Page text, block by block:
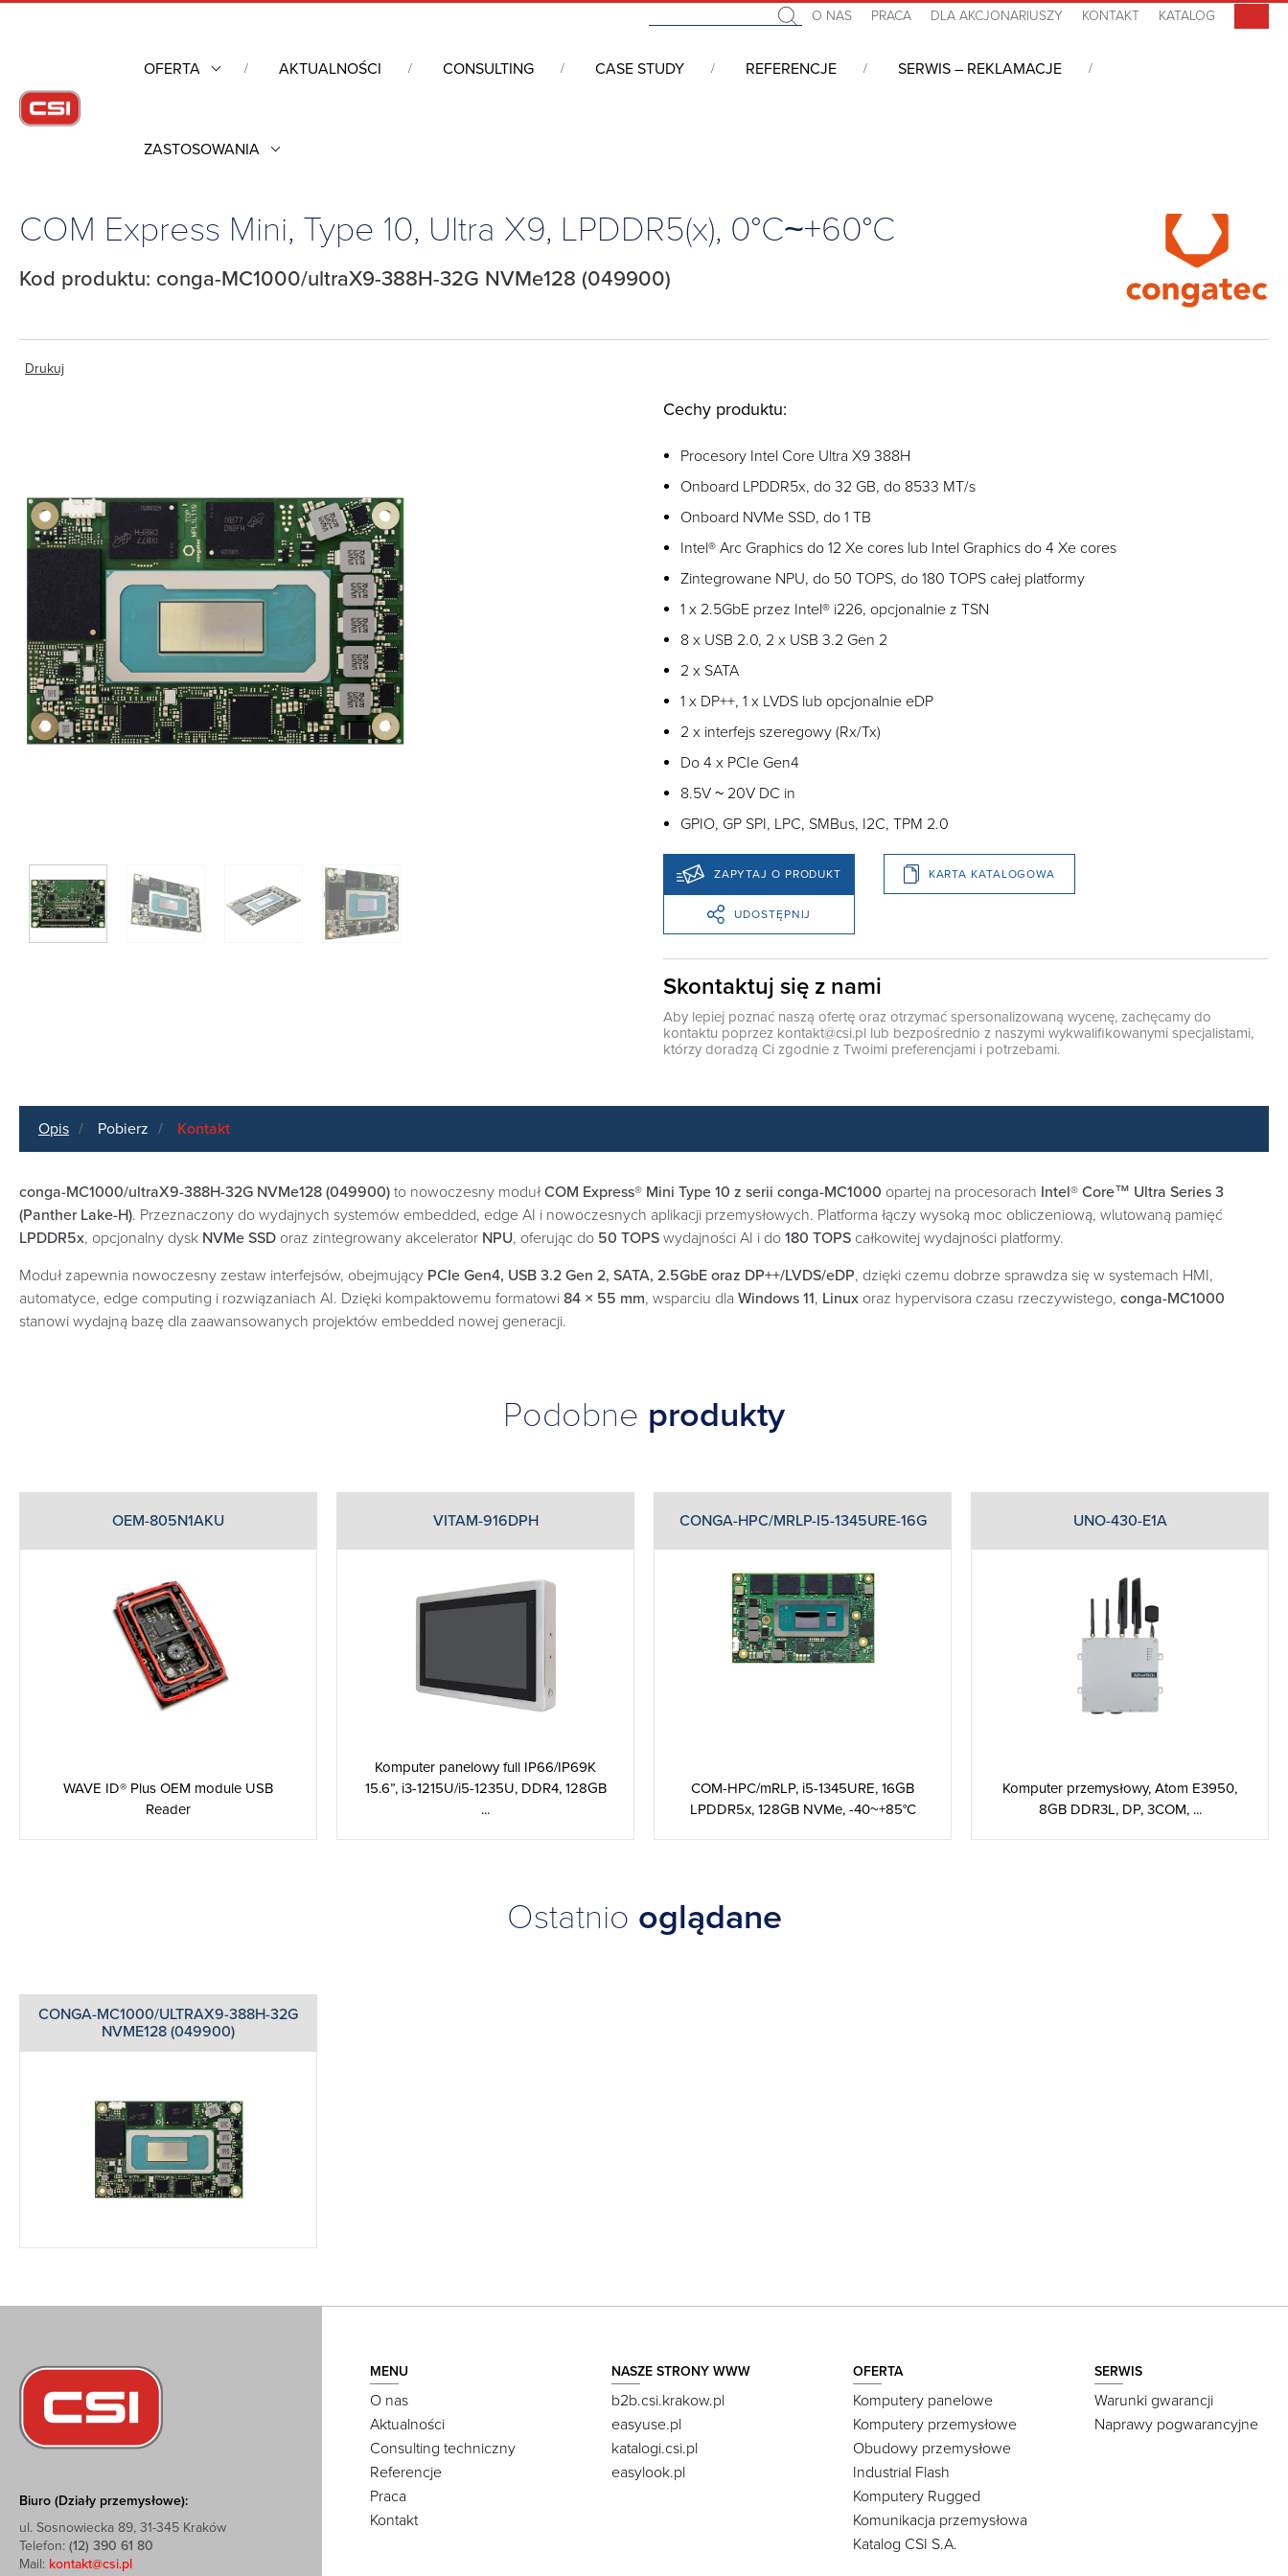
O NAS PRACA DLA AKCJONARIUSZY KONTAKT KATALOG
OFERTA AKTUALNOŚCI CONSULTING CASE STUDY REFERENCJE SERWIS – REKLAMACJE
ZASTOSOWANIA
Komputery przemysłowe
COM Express Mini, Type 10, Ultra X9, LPDDR5(x), 0°C~+60°C
Kod produktu: conga-MC1000/ultraX9-388H-32G NVMe128 (049900)
Drukuj
Cechy produktu:
Procesory Intel Core Ultra X9 388H
Onboard LPDDR5x, do 32 GB, do 8533 MT/s
Onboard NVMe SSD, do 1 TB
Intel® Arc Graphics do 12 Xe cores lub Intel Graphics do 4 Xe cores
Zintegrowane NPU, do 50 TOPS, do 180 TOPS całej platformy
1 x 2.5GbE przez Intel® i226, opcjonalnie z TSN
8 x USB 2.0, 2 x USB 3.2 Gen 2
2 x SATA
1 x DP++, 1 x LVDS lub opcjonalnie eDP
2 x interfejs szeregowy (Rx/Tx)
Do 4 x PCIe Gen4
8.5V ~ 20V DC in
GPIO, GP SPI, LPC, SMBus, I2C, TPM 2.0
ZAPYTAJ O PRODUKT KARTA KATALOGOWA
UDOSTĘPNIJ
Skontaktuj się z nami
Aby lepiej poznać naszą ofertę oraz otrzymać spersonalizowaną wycenę, zachęcamy do
kontaktu poprzez kontakt@csi.pl lub bezpośrednio z naszymi wykwalifikowanymi specjalistami,
którzy doradzą Ci zgodnie z Twoimi preferencjami i potrzebami.
Opis Pobierz Kontakt
conga-MC1000/ultraX9-388H-32G NVMe128 (049900) to nowoczesny modułCOM Express® Mini Type 10 z serii conga-MC1000 opartej na procesorach Intel® Core™ Ultra Series 3
(Panther Lake-H). Przeznaczony do wydajnych systemów embedded, edge AI i nowoczesnych aplikacji przemysłowych. Platforma łączy wysoką moc obliczeniową, wlutowaną pamięć
LPDDR5x, opcjonalny dysk NVMe SSD oraz zintegrowany akcelerator NPU, oferując do 50 TOPS wydajności AI i do 180 TOPS całkowitej wydajności platformy.
Moduł zapewnia nowoczesny zestaw interfejsów, obejmujący PCIe Gen4, USB 3.2 Gen 2, SATA, 2.5GbE oraz DP++/LVDS/eDP, dzięki czemu dobrze sprawdza się w systemach HMI,
automatyce, edge computing i rozwiązaniach AI. Dzięki kompaktowemu formatowi 84 × 55 mm, wsparciu dla Windows 11, Linux oraz hypervisora czasu rzeczywistego, conga-MC1000
stanowi wydajną bazę dla zaawansowanych projektów embedded nowej generacji.
Podobne produkty
OEM-805N1AKU
WAVE ID® Plus OEM module USB
Reader
VITAM-916DPH
Komputer panelowy full IP66/IP69K
15.6”, i3-1215U/i5-1235U, DDR4, 128GB
...
CONGA-HPC/MRLP-I5-1345URE-16G
COM-HPC/mRLP, i5-1345URE, 16GB
LPDDR5x, 128GB NVMe, -40~+85°C
UNO-430-E1A
Komputer przemysłowy, Atom E3950,
8GB DDR3L, DP, 3COM, ...
Ostatnio oglądane
CONGA-MC1000/ULTRAX9-388H-32G
NVME128 (049900)
Biuro (Działy przemysłowe):
ul. Sosnowiecka 89, 31-345 Kraków
Telefon: (12) 390 61 80
Mail: kontakt@csi.pl
MENU
O nas
Aktualności
Consulting techniczny
Referencje
Praca
Kontakt
NASZE STRONY WWW
b2b.csi.krakow.pl
easyuse.pl
katalogi.csi.pl
easylook.pl
OFERTA
Komputery panelowe
Komputery przemysłowe
Obudowy przemysłowe
Industrial Flash
Komputery Rugged
Komunikacja przemysłowa
Katalog CSI S.A.
SERWIS
Warunki gwarancji
Naprawy pogwarancyjne